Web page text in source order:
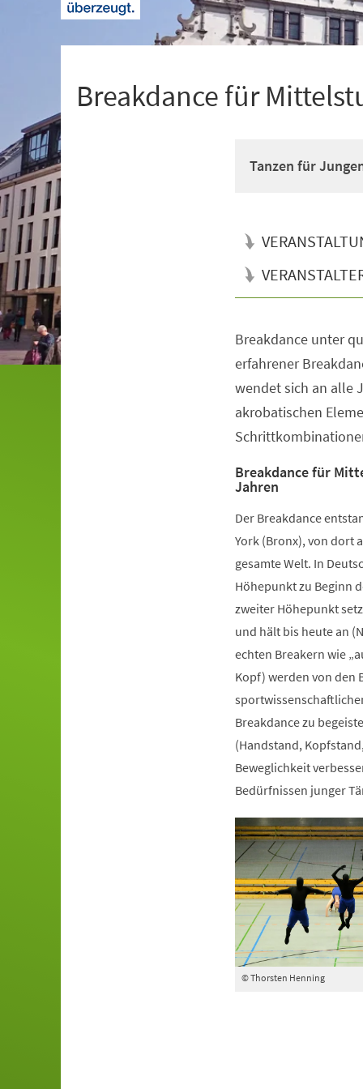
Breakdance für
Tanzen für
Breakdance unter
erfahrener
wendet sich an alle
akrobatischen
Breakdance für
Jahren
Der Breakdance
York (Bronx), von dort
gesamte Welt. In
Höhepunkt zu Beginn
zweiter Höhepunkt
und hält bis heute an
echten Breakern wie
Kopf) werden von den
Breakdance zu
(Handstand,
Beweglichkeit
Bedürfnissen junger
© Thorsten Henning